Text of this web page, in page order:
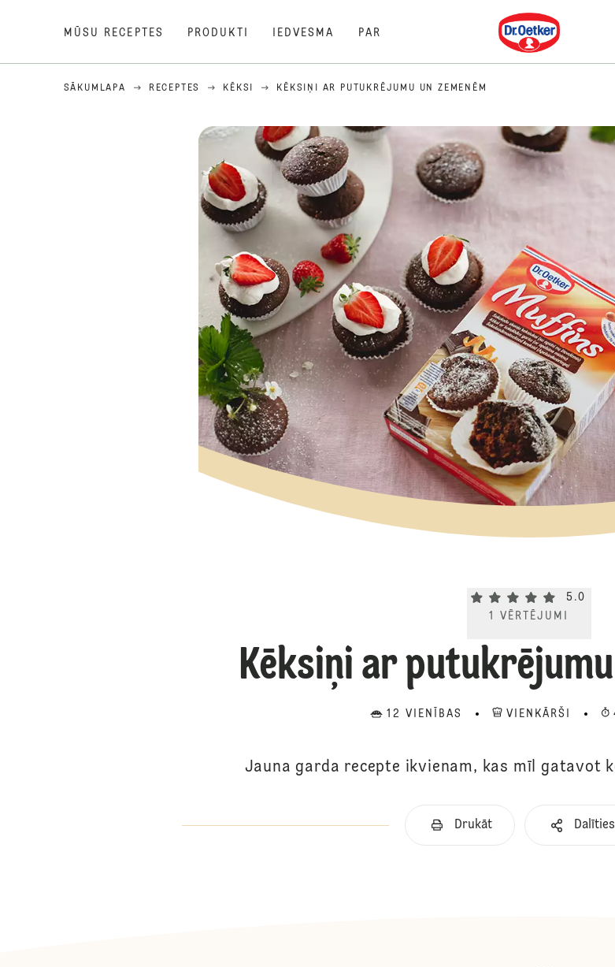
MŪSU RECEPTES PRODUKTI IEDVESMA PAR
Dr. Oetker
SĀKUMLAPA RECEPTES KĒKSI KĒKSIŅI AR PUTUKRĒJUMU UN ZEMENĒM
Current rating
5.0
1
VĒRTĒJUMI
Kēksiņi ar
12 VIENĪBAS VIENKĀRŠI
Jauna garda recepte ikvienam, kas mīl gatavot
Drukāt Dalīties